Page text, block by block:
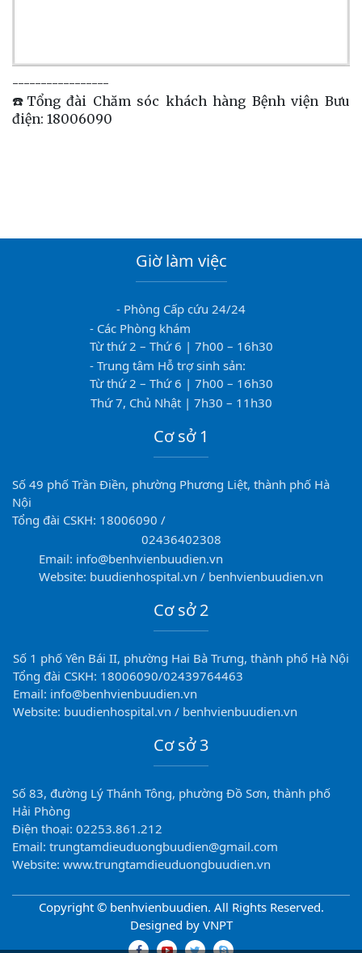
-----------------
☎️Tổng đài Chăm sóc khách hàng Bệnh viện Bưu
điện: 18006090
Giờ làm việc
- Phòng Cấp cứu 24/24
- Các Phòng khám
Từ thứ 2 – Thứ 6 | 7h00 – 16h30
- Trung tâm Hỗ trợ sinh sản:
Từ thứ 2 – Thứ 6 | 7h00 – 16h30
Thứ 7, Chủ Nhật | 7h30 – 11h30
Cơ sở 1
Số 49 phố Trần Điền, phường Phương Liệt, thành phố Hà
Nội
Tổng đài CSKH: 18006090 /
02436402308
Email: info@benhvienbuudien.vn
Website: buudienhospital.vn / benhvienbuudien.vn
Cơ sở 2
Số 1 phố Yên Bái II, phường Hai Bà Trưng, thành phố Hà Nội
Tổng đài CSKH: 18006090/02439764463
Email: info@benhvienbuudien.vn
Website: buudienhospital.vn / benhvienbuudien.vn
Cơ sở 3
Số 83, đường Lý Thánh Tông, phường Đồ Sơn, thành phố
Hải Phòng
Điện thoại: 02253.861.212
Email: trungtamdieuduongbuudien@gmail.com
Website: www.trungtamdieuduongbuudien.vn
Copyright © benhvienbuudien. All Rights Reserved.
Designed by VNPT